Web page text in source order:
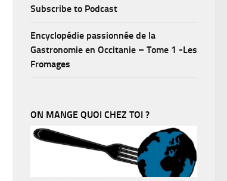
Subscribe to Podcast
Encyclopédie passionnée de la
Gastronomie en Occitanie – Tome 1 -Les
Fromages
ON MANGE QUOI CHEZ TOI ?